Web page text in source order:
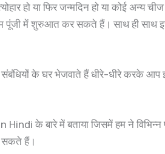
त्योहार हो या फिर जन्मदिन हो या
पूंजी में शुरुआत कर सकते हैं। साथ ही
के घर भेजवाते हैं धीरे-धीरे करके
के बारे में बताया जिसमें हम ने
सकते हैं।